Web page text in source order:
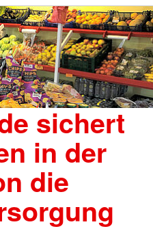
sichert
in der
die